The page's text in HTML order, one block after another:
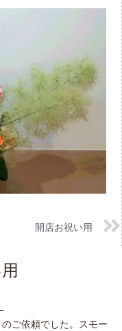
開店お祝い用
ご依頼でした。スモー